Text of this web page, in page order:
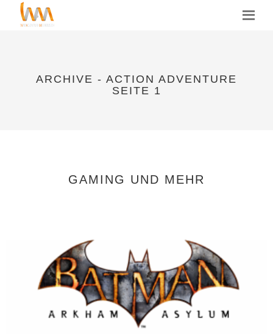
MENU
ARCHIVE - ACTION ADVENTURE
SEITE 1
GAMING UND MEHR